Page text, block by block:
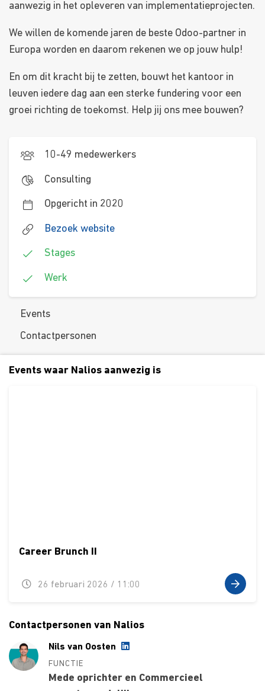
aanwezig in het opleveren van implementatieprojecten.
We willen de komende jaren de beste Odoo-partner in
Europa worden en daarom rekenen we op jouw hulp!
En om dit kracht bij te zetten, bouwt het kantoor in
leuven iedere dag aan een sterke fundering voor een
groei richting de toekomst. Help jij ons mee bouwen?
10-49 medewerkers
Consulting
Opgericht in 2020
Bezoek website
Stages
Werk
Events
Contactpersonen
Events waar Nalios aanwezig is
Career Brunch II
26 februari 2026 / 11:00
Contactpersonen van Nalios
Nils van Oosten
FUNCTIE
Mede oprichter en Commercieel